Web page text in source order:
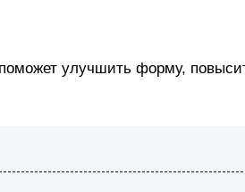
улучшить форму,